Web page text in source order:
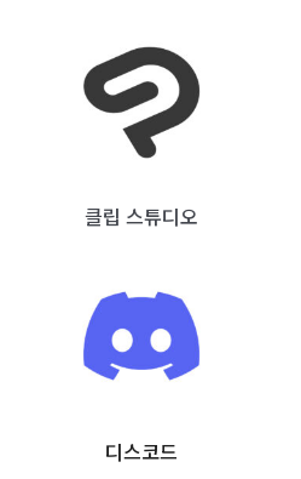
클립 스튜디오
디스코드